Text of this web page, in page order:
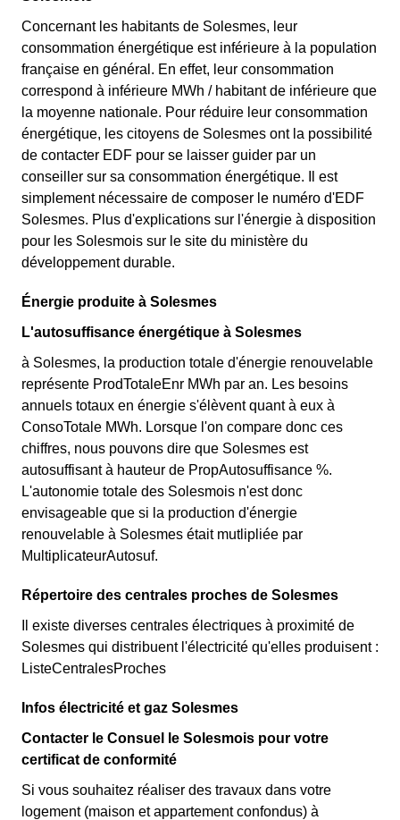
Concernant les habitants de Solesmes, leur
consommation énergétique est inférieure à la population
française en général. En effet, leur consommation
correspond à inférieure MWh / habitant de inférieure que
la moyenne nationale. Pour réduire leur consommation
énergétique, les citoyens de Solesmes ont la possibilité
de contacter EDF pour se laisser guider par un
conseiller sur sa consommation énergétique. Il est
simplement nécessaire de composer le numéro d'EDF
Solesmes. Plus d'explications sur l'énergie à disposition
pour les Solesmois sur le site du ministère du
développement durable.
Énergie produite à Solesmes
L'autosuffisance énergétique à Solesmes
à Solesmes, la production totale d'énergie renouvelable
représente ProdTotaleEnr MWh par an. Les besoins
annuels totaux en énergie s'élèvent quant à eux à
ConsoTotale MWh. Lorsque l'on compare donc ces
chiffres, nous pouvons dire que Solesmes est
autosuffisant à hauteur de PropAutosuffisance %.
L'autonomie totale des Solesmois n'est donc
envisageable que si la production d'énergie
renouvelable à Solesmes était mutlipliée par
MultiplicateurAutosuf.
Répertoire des centrales proches de Solesmes
Il existe diverses centrales électriques à proximité de
Solesmes qui distribuent l'électricité qu'elles produisent :
ListeCentralesProches
Infos électricité et gaz Solesmes
Contacter le Consuel le Solesmois pour votre
certificat de conformité
Si vous souhaitez réaliser des travaux dans votre
logement (maison et appartement confondus) à